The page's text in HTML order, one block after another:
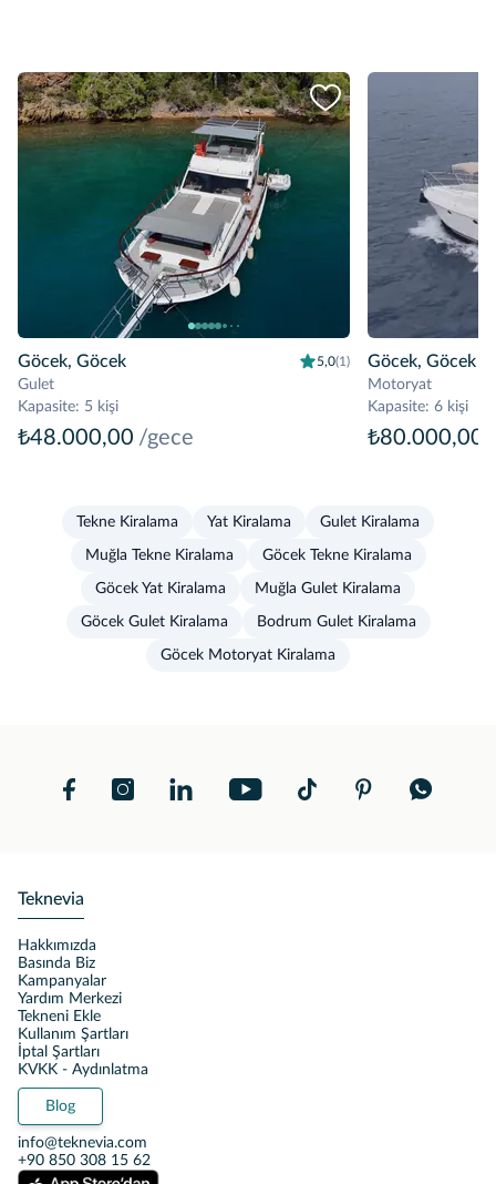
Göcek, Göcek 5,0(1)
Gulet
Kapasite: 5 kişi
₺48.000,00 /gece
Göcek, Göcek
Motoryat
Kapasite: 6 kişi
₺80.000,00
Tekne Kiralama Yat Kiralama Gulet Kiralama
Muğla Tekne Kiralama Göcek Tekne Kiralama
Göcek Yat Kiralama Muğla Gulet Kiralama
Göcek Gulet Kiralama Bodrum Gulet Kiralama
Göcek Motoryat Kiralama
Teknevia
Hakkımızda
Basında Biz
Kampanyalar
Yardım Merkezi
Tekneni Ekle
Kullanım Şartları
İptal Şartları
KVKK - Aydınlatma
Blog
info@teknevia.com
+90 850 308 15 62